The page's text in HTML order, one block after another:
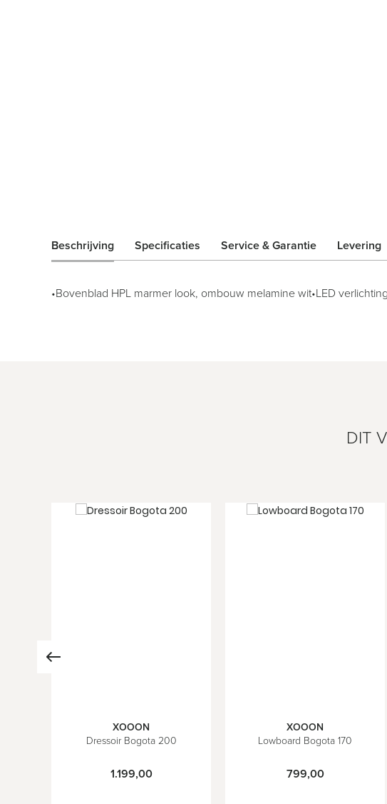
Beschrijving
•Bovenblad HPL marmer look, ombouw melamine wit•LED
Specificaties Service & Garantie Levering
DIT
XOOON
Dressoir Bogota 200
1.199,00
XOOON
Lowboard Bogota 170
799,00